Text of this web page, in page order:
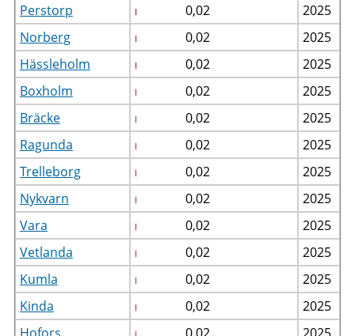
Perstorp
0,02
2025
Norberg
0,02
2025
Hässleholm
0,02
2025
Boxholm
0,02
2025
Bräcke
0,02
2025
Ragunda
0,02
2025
Trelleborg
0,02
2025
Nykvarn
0,02
2025
Vara
0,02
2025
Vetlanda
0,02
2025
Kumla
0,02
2025
Kinda
0,02
2025